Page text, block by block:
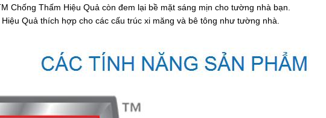
Chống Thấm Hiệu Quả còn đem lại bề mặt sáng mịn cho tường nhà bạn.
Quả thích hợp cho các cấu trúc xi măng và bê tông như tường nhà.